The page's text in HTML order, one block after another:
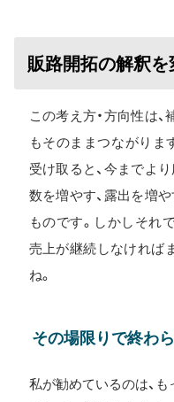
販路開拓の解釈を
この考え方・方向性は
もそのままつながりま
受け取ると、今までよ
数を増やす、露出を増
ものです。しかしそれ
売上が継続しなければ
ね。
その場限りで終わ
私が勧めているのは、